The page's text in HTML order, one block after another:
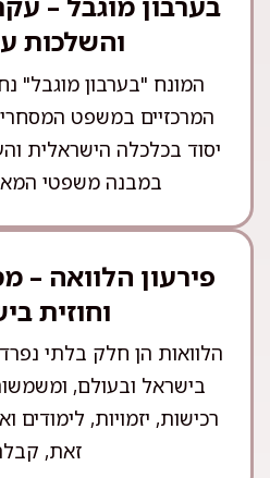
והשלכות
המונח "בערבון מוגבל"
המרכזיים במשפט המסחרי
יסוד בכלכלה הישראלית
במבנה משפטי
פירעון הלוואה –
וחוזית
הלוואות הן חלק בלתי
בישראל ובעולם,
רכישות, יזמויות,
זאת,